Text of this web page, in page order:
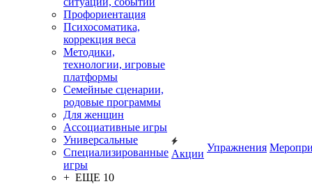
Профориентация
Психосоматика,
коррекция веса
Методики,
технологии, игровые
платформы
Семейные сценарии,
родовые программы
Для женщин
Ассоциативные игры
Универсальные
Специализированные
игры
+ ЕЩЕ 10
Акции
Упражнения